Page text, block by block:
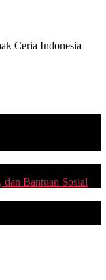
Ceria Indonesia
Bantuan Sosial